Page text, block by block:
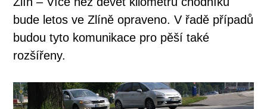
bude letos ve Zlíně opraveno. V řadě případů
budou tyto komunikace pro pěší také
rozšířeny.